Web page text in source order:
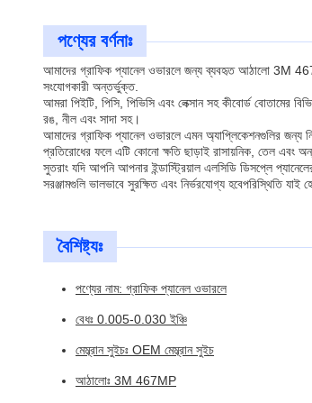
পণ্যের বর্ণনাঃ
আমাদের গ্রাফিক প্যানেল ওভারলে জন্য ব্যবহৃত আঠালো 3M
সংযোগকারী অন্তর্ভুক্ত.
আমরা পিইটি, পিসি, পিভিসি এবং লেক্সান সহ কীবোর্ড
রঙ, নীল এবং সাদা সহ।
আমাদের গ্রাফিক প্যানেল ওভারলে এমন অ্যাপ্লিকেশনগুলির জন্য
প্রতিরোধের ফলে এটি কোনো ক্ষতি ছাড়াই রাসায়নিক, তেল এবং
সুতরাং যদি আপনি আপনার ইন্ডাস্ট্রিয়াল এলসিডি ডিসপ্লে
সরঞ্জামগুলি ভালভাবে সুরক্ষিত এবং নির্ভরযোগ্য হবেপরিস্থিতি যাই
বৈশিষ্ট্যঃ
পণ্যের নাম: গ্রাফিক প্যানেল ওভারলে
বেধঃ 0.005-0.030 ইঞ্চি
মেম্ব্রান সুইচঃ OEM মেম্ব্রান সুইচ
আঠালোঃ 3M 467MP